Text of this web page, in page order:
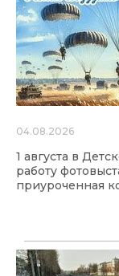
04.08.2026
1 августа в
работу
приуроченная